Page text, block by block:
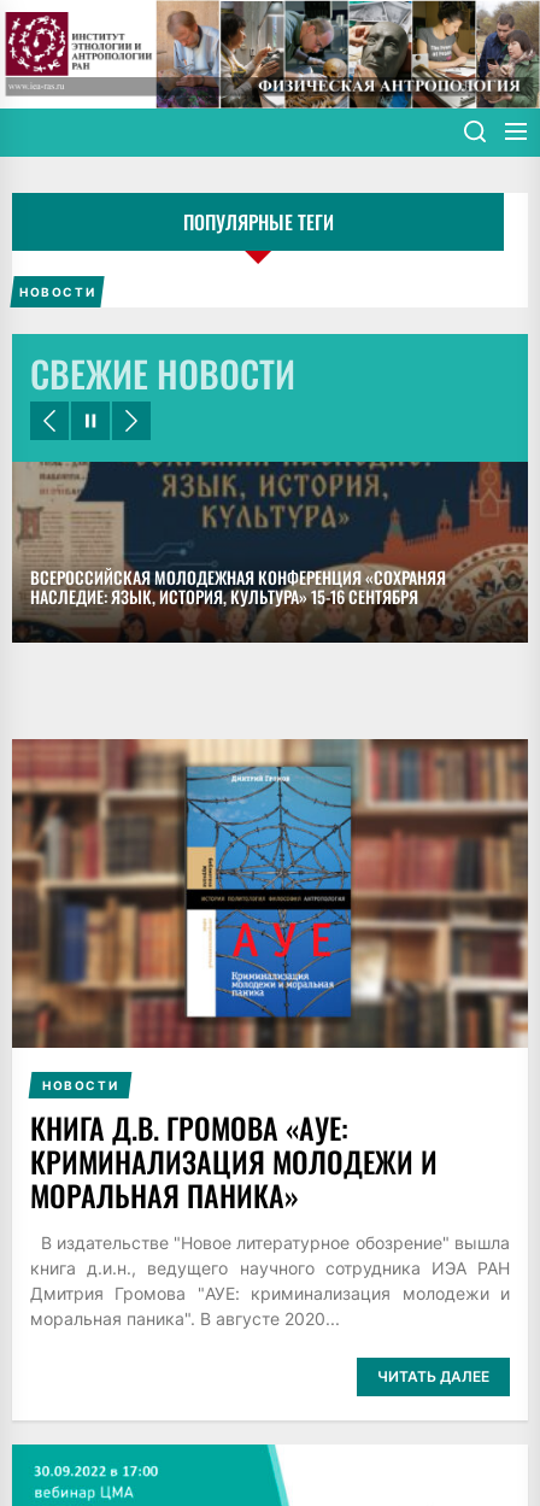
Skip
to
the
content
ПОПУЛЯРНЫЕ ТЕГИ
НОВОСТИ
СВЕЖИЕ НОВОСТИ
ВСЕРОССИЙСКАЯ МОЛОДЕЖНАЯ КОНФЕРЕНЦИЯ «СОХРАНЯЯ
НАСЛЕДИЕ: ЯЗЫК, ИСТОРИЯ, КУЛЬТУРА» 15-16 СЕНТЯБРЯ
НОВОСТИ
КНИГА Д.В. ГРОМОВА «АУЕ:
КРИМИНАЛИЗАЦИЯ МОЛОДЕЖИ И
МОРАЛЬНАЯ ПАНИКА»
В издательстве "Новое литературное обозрение" вышла
книга д.и.н., ведущего научного сотрудника ИЭА РАН
Дмитрия Громова "АУЕ: криминализация молодежи и
моральная паника". В августе 2020...
ЧИТАТЬ ДАЛЕЕ